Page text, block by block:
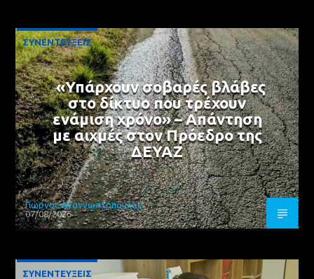
ΣΥΝΕΝΤΕΥΞΕΙΣ
«Υπάρχουν σοβαρές βλάβες
στο δίκτυο που τρέχουν
ενάμιση χρόνο» – Απάντηση
με αιχμές στον Πρόεδρο της
ΔΕΥΑΖ
Γιώργος Αναγνωστόπουλος
07/08/2026
ΣΥΝΕΝΤΕΥΞΕΙΣ